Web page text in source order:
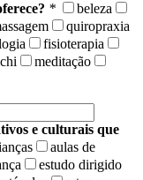
*
beleza
quiropraxia
fisioterapia
meditação
e culturais que
aulas de
estudo dirigido